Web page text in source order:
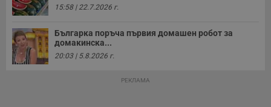
15:58 | 22.7.2026 г.
Българка поръча първия домашен робот за
домакинска...
20:03 | 5.8.2026 г.
РЕКЛАМА